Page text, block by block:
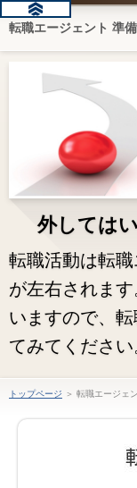
転職エージェント 準備
外しては
転職活動は転
が左右されま
いますので、
てみてください
トップページ ＞ 転職エージェ